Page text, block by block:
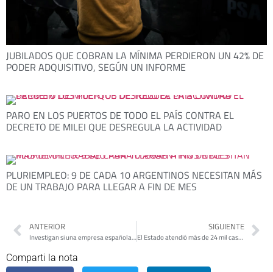
JUBILADOS QUE COBRAN LA MÍNIMA PERDIERON UN 42% DE
PODER ADQUISITIVO, SEGÚN UN INFORME
PARO EN LOS PUERTOS DE TODO EL PAÍS CONTRA EL
DECRETO DE MILEI QUE DESREGULA LA ACTIVIDAD
PLURIEMPLEO: 9 DE CADA 10 ARGENTINOS NECESITAN MÁS
DE UN TRABAJO PARA LLEGAR A FIN DE MES
ANTERIOR
Investigan si una empresa española espió para la CIA reuniones de Correa con expresidentes
SIGUIENTE
El Estado atendió más de 24 mil casos de violencia de género en los últimos dos años en el país
Comparti la nota